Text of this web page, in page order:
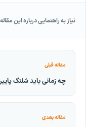
نیاز به راهنمایی درباره این
مقاله قبلی
چه زمانی باید شلنگ
مقاله بعدی